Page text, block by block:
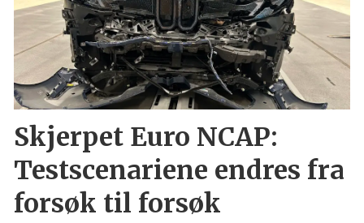
Skjerpet Euro NCAP:
Testscenariene endres fra
forsøk til forsøk